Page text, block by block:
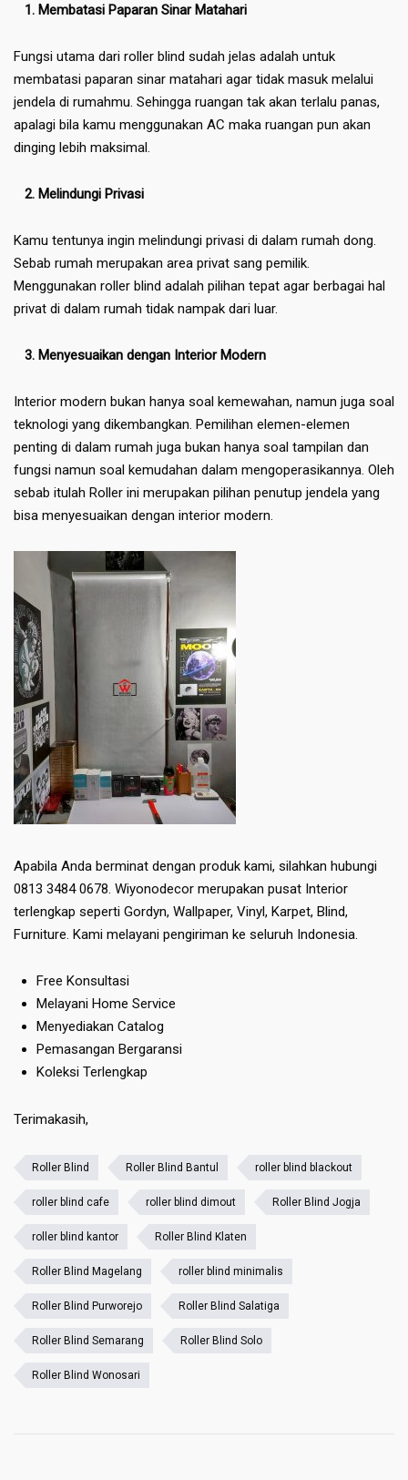
1. Membatasi Paparan Sinar Matahari
Fungsi utama dari roller blind sudah jelas adalah untuk
membatasi paparan sinar matahari agar tidak masuk melalui
jendela di rumahmu. Sehingga ruangan tak akan terlalu panas,
apalagi bila kamu menggunakan AC maka ruangan pun akan
dinging lebih maksimal.
2. Melindungi Privasi
Kamu tentunya ingin melindungi privasi di dalam rumah dong.
Sebab rumah merupakan area privat sang pemilik.
Menggunakan roller blind adalah pilihan tepat agar berbagai hal
privat di dalam rumah tidak nampak dari luar.
3. Menyesuaikan dengan Interior Modern
Interior modern bukan hanya soal kemewahan, namun juga soal
teknologi yang dikembangkan. Pemilihan elemen-elemen
penting di dalam rumah juga bukan hanya soal tampilan dan
fungsi namun soal kemudahan dalam mengoperasikannya. Oleh
sebab itulah Roller ini merupakan pilihan penutup jendela yang
bisa menyesuaikan dengan interior modern.
Apabila Anda berminat dengan produk kami, silahkan hubungi
0813 3484 0678. Wiyonodecor merupakan pusat Interior
terlengkap seperti Gordyn, Wallpaper, Vinyl, Karpet, Blind,
Furniture. Kami melayani pengiriman ke seluruh Indonesia.
Free Konsultasi
Melayani Home Service
Menyediakan Catalog
Pemasangan Bergaransi
Koleksi Terlengkap
Terimakasih,
Roller Blind Roller Blind Bantul roller blind blackout
roller blind cafe roller blind dimout Roller Blind Jogja
roller blind kantor Roller Blind Klaten
Roller Blind Magelang roller blind minimalis
Roller Blind Purworejo Roller Blind Salatiga
Roller Blind Semarang Roller Blind Solo
Roller Blind Wonosari